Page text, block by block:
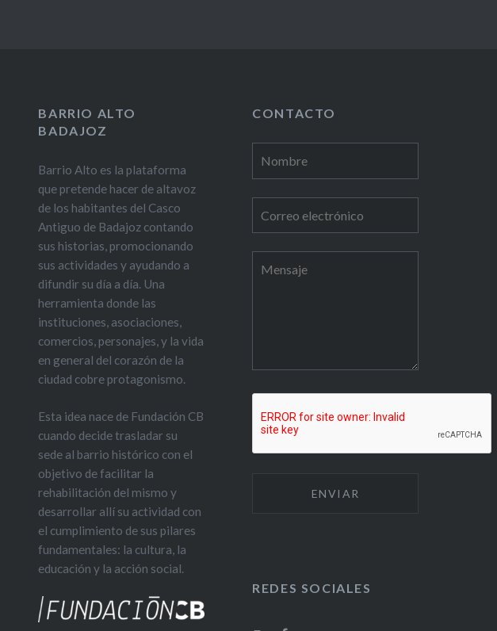
BARRIO ALTO
BADAJOZ
Barrio Alto es la plataforma
que pretende hacer de altavoz
de los habitantes del Casco
Antiguo de Badajoz contando
sus historias, promocionando
sus actividades y ayudando a
difundir su día a día. Una
herramienta donde las
instituciones, asociaciones,
comercios, personajes, y la vida
en general del corazón de la
ciudad cobre protagonismo.
Esta idea nace de Fundación CB
cuando decide trasladar su
sede al barrio histórico con el
objetivo de facilitar la
rehabilitación del mismo y
desarrollar allí su actividad con
el cumplimiento de sus pilares
fundamentales: la cultura, la
educación y la acción social.
CONTACTO
REDES SOCIALES